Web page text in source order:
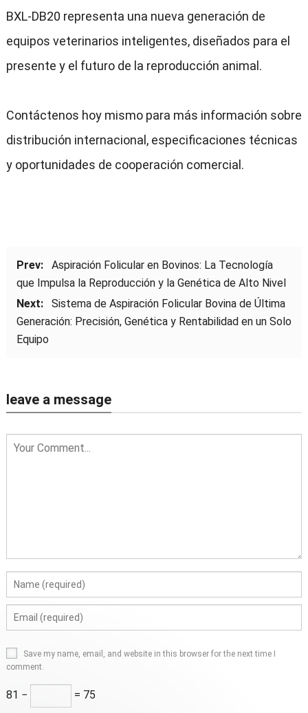
BXL-DB20 representa una nueva generación de
equipos veterinarios inteligentes, diseñados para el
presente y el futuro de la reproducción animal.
Contáctenos hoy mismo para más información sobre
distribución internacional, especificaciones técnicas
y oportunidades de cooperación comercial.
Prev:
Aspiración Folicular en Bovinos: La Tecnología
que Impulsa la Reproducción y la Genética de Alto Nivel
Next:
Sistema de Aspiración Folicular Bovina de Última
Generación: Precisión, Genética y Rentabilidad en un Solo
Equipo
leave a message
Save my name, email, and website in this browser for the next time I
comment.
81 − = 75